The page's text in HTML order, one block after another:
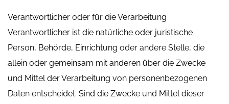
Verantwortlicher oder für die Verarbeitung
Verantwortlicher ist die natürliche oder juristische
Person, Behörde, Einrichtung oder andere Stelle, die
allein oder gemeinsam mit anderen über die Zwecke
und Mittel der Verarbeitung von personenbezogenen
Daten entscheidet. Sind die Zwecke und Mittel dieser